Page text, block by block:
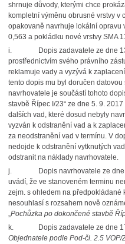
shrnuje důvody, kterými chce
kompletní výměnu obrusné vrstvy
opakovaně navrhuje lokální opravu
0,563 a pokládku nové vrstvy SMA
i.
Dopis zadavatele ze dne
prostřednictvím svého právního
reklamuje vady a vyzývá k
tento dopis mu byl doručen
navrhovatele je součástí tohoto
stavbě Řípec I/23“ ze dne 5. 9.
dalších vad, které dosud nebyly
vyzván k odstranění vad a k
za neodstranění vad v termínu. V
nedojde k odstranění vytknutých
odstranit na náklady navrhovatele.
j.
Dopis navrhovatele ze
uvádí, že ve stanoveném terminu
zejm. s ohledem na předpokládané
nesouhlasí s rozsahem nově
„Pochůzka po dokončené stavbě
k.
Dopis zadavatele ze dne
Objednatele podle Pod-čl. 2.5